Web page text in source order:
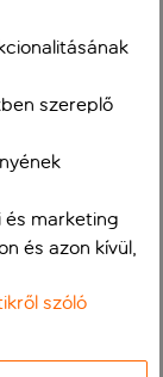
szereplő
és marketing
és azon kívül,
szóló